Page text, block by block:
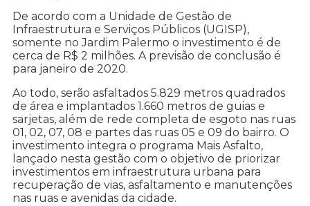
De acordo com a Unidade de Gestão de
Infraestrutura e Serviços Públicos (UGISP),
somente no Jardim Palermo o investimento é de
cerca de R$ 2 milhões. A previsão de conclusão é
para janeiro de 2020.
Ao todo, serão asfaltados 5.829 metros quadrados
de área e implantados 1.660 metros de guias e
sarjetas, além de rede completa de esgoto nas ruas
01, 02, 07, 08 e partes das ruas 05 e 09 do bairro. O
investimento integra o programa Mais Asfalto,
lançado nesta gestão com o objetivo de priorizar
investimentos em infraestrutura urbana para
recuperação de vias, asfaltamento e manutenções
nas ruas e avenidas da cidade.